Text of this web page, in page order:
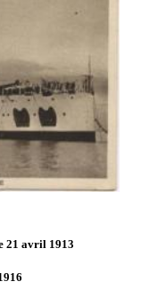
21 avril 1913